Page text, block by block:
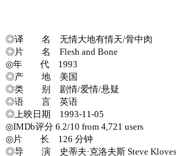
◎译 名 无情大地有情天/骨中肉
◎片 名 Flesh and Bone
◎年 代 1993
◎产 地 美国
◎类 别 剧情/爱情/悬疑
◎语 言 英语
◎上映日期 1993-11-05
◎IMDb评分 6.2/10 from 4,721 users
◎片 长 126 分钟
◎导 演 史蒂夫·克洛夫斯 Steve Kloves